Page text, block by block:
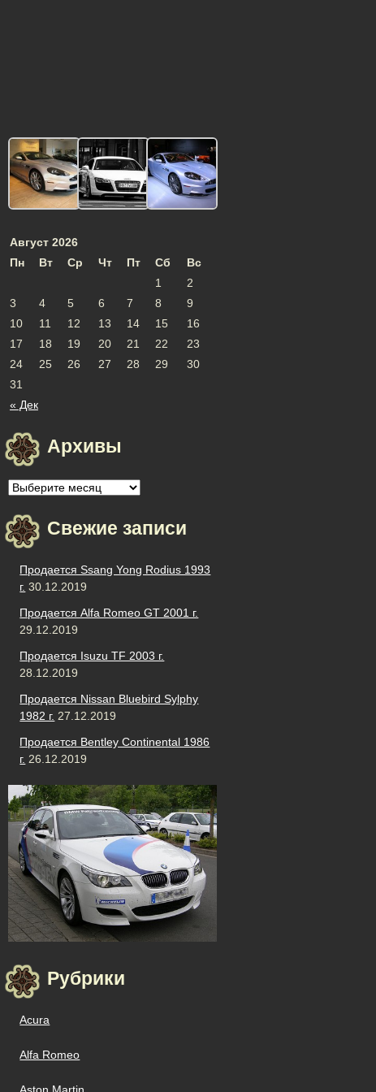
Август 2026
Пн
Вт Ср Чт Пт Сб Вс
« Дек
1
2
3
4 5 6 7 8
9
10
11 12 13 14 15
16
17
18 19 20 21 22
23
24
25 26 27 28 29
30
31
Архивы
Архивы
Свежие записи
Продается Ssang Yong Rodius 1993
г. 30.12.2019
Продается Alfa Romeo GT 2001 г.
29.12.2019
Продается Isuzu TF 2003 г.
28.12.2019
Продается Nissan Bluebird Sylphy
1982 г. 27.12.2019
Продается Bentley Continental 1986
г. 26.12.2019
Рубрики
Acura
Alfa Romeo
Aston Martin